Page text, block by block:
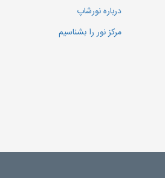
درباره نورشاپ
مرکز نور را بشناسیم